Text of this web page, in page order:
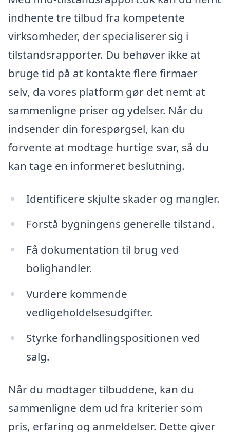
indhente tre tilbud fra kompetente
virksomheder, der specialiserer sig i
tilstandsrapporter. Du behøver ikke at
bruge tid på at kontakte flere firmaer
selv, da vores platform gør det nemt at
sammenligne priser og ydelser. Når du
indsender din forespørgsel, kan du
forvente at modtage hurtige svar, så du
kan tage en informeret beslutning.
Identificere skjulte skader og mangler.
Forstå bygningens generelle tilstand.
Få dokumentation til brug ved
bolighandler.
Vurdere kommende
vedligeholdelsesudgifter.
Styrke forhandlingspositionen ved
salg.
Når du modtager tilbuddene, kan du
sammenligne dem ud fra kriterier som
pris, erfaring og anmeldelser. Dette giver